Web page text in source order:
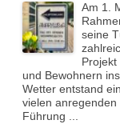
Am 1.
seine
und Bewohnern
Wetter entstand
vielen
Führung ...